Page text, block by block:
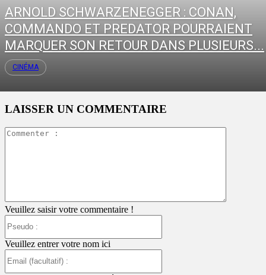
ARNOLD SCHWARZENEGGER : CONAN,
COMMANDO ET PREDATOR POURRAIENT
MARQUER SON RETOUR DANS PLUSIEURS...
CINÉMA
LAISSER UN COMMENTAIRE
Veuillez saisir votre commentaire !
Veuillez entrer votre nom ici